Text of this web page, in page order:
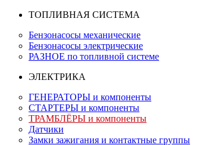
ТОПЛИВНАЯ СИСТЕМА
Бензонасосы механические
Бензонасосы электрические
РАЗНОЕ по топливной системе
ЭЛЕКТРИКА
ГЕНЕРАТОРЫ и компоненты
СТАРТЕРЫ и компоненты
ТРАМБЛЁРЫ и компоненты
Датчики
Замки зажигания и контактные группы